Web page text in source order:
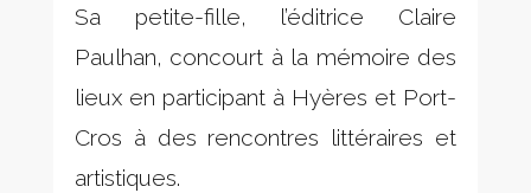
Sa petite-fille, l’éditrice Claire
Paulhan, concourt à la mémoire des
lieux en participant à Hyères et Port-
Cros à des rencontres littéraires et
artistiques.